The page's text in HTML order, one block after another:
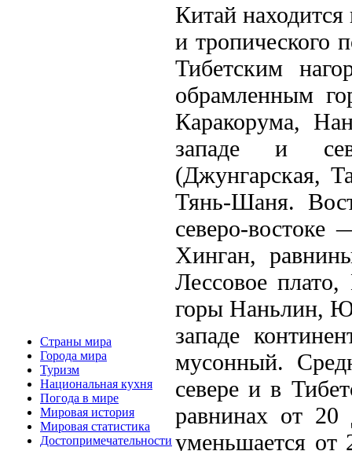
Страны мира
Города мира
Туризм
Национальная кухня
Погода в мире
Мировая история
Мировая статистика
Достопримечательности
Китай находится
и тропического
Тибетским
обрамленным
Каракорума,
западе и
(Джунгарская,
Тянь-Шаня.
северо-
Хинган,
Лессовое
горы Наньлин,
западе
мусонный.
севере и в
равнинах от 20
уменьшается